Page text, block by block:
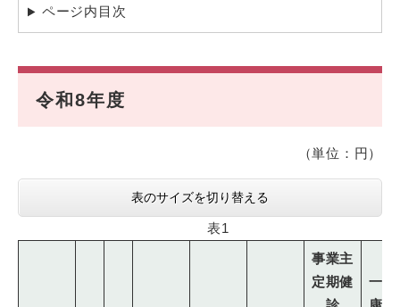
ページ内目次
令和8年度
（単位：円）
表のサイズを切り替える
表1
事業主
定期健
一般